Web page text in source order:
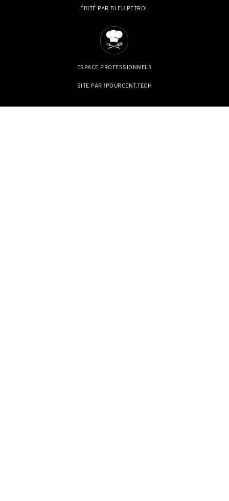
ÉDITÉ PAR BLEU PETROL
ESPACE PROFESSIONNELS
SITE PAR 1POURCENT.TECH